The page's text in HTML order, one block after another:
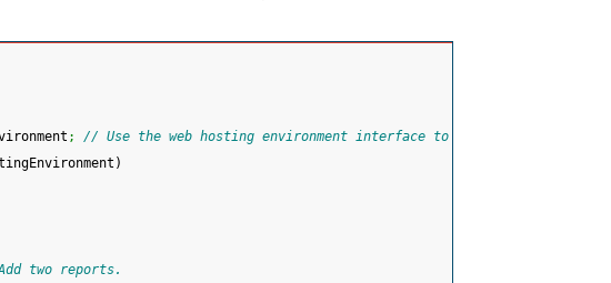
;
// Use the web hosting environment interface to get the root path
)
two reports.